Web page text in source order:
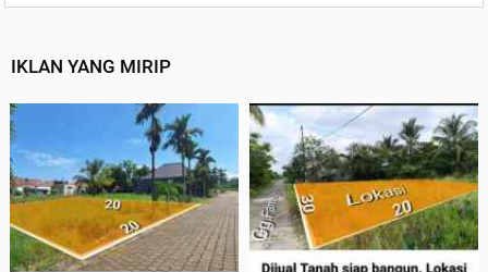
IKLAN YANG MIRIP